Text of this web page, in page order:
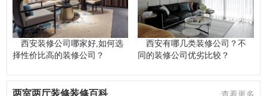
西安装修公司哪家好,如何选
择性价比高的装修公司？
西安有哪几类装修公司？不
同的装修公司优劣比较？
两室两厅装修装修百科